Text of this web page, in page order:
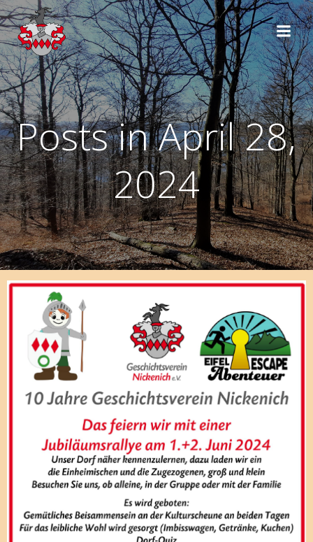
Zum
Inhalt
springen
Posts in April 28,
2024